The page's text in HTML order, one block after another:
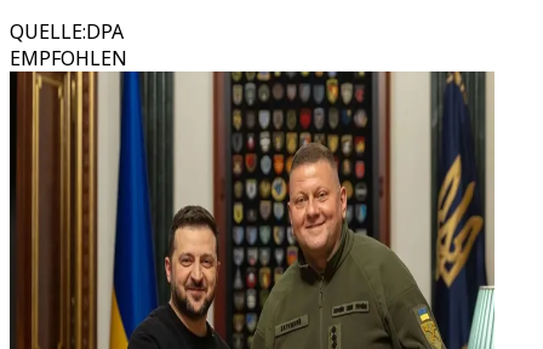
QUELLE:DPA
EMPFOHLEN